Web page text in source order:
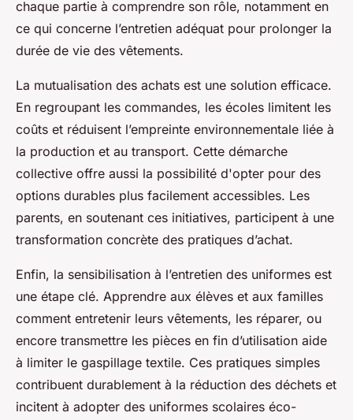
chaque partie à comprendre son rôle, notamment en
ce qui concerne l’entretien adéquat pour prolonger la
durée de vie des vêtements.
La mutualisation des achats est une solution efficace.
En regroupant les commandes, les écoles limitent les
coûts et réduisent l’empreinte environnementale liée à
la production et au transport. Cette démarche
collective offre aussi la possibilité d'opter pour des
options durables plus facilement accessibles. Les
parents, en soutenant ces initiatives, participent à une
transformation concrète des pratiques d’achat.
Enfin, la sensibilisation à l’entretien des uniformes est
une étape clé. Apprendre aux élèves et aux familles
comment entretenir leurs vêtements, les réparer, ou
encore transmettre les pièces en fin d’utilisation aide
à limiter le gaspillage textile. Ces pratiques simples
contribuent durablement à la réduction des déchets et
incitent à adopter des uniformes scolaires éco-